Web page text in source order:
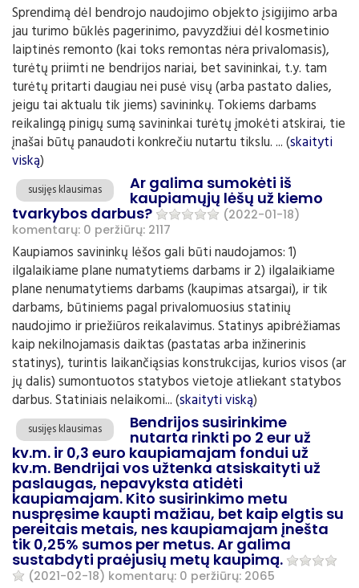
Sprendimą dėl bendrojo naudojimo objekto įsigijimo arba
jau turimo būklės pagerinimo, pavyzdžiui dėl kosmetinio
laiptinės remonto (kai toks remontas nėra privalomasis),
turėtų priimti ne bendrijos nariai, bet savininkai, t.y. tam
turėtų pritarti daugiau nei pusė visų (arba pastato dalies,
jeigu tai aktualu tik jiems) savininkų. Tokiems darbams
reikalingą pinigų sumą savininkai turėtų įmokėti atskirai, tie
įnašai būtų panaudoti konkrečiu nutartu tikslu. ... (skaityti
viską)
susijęs klausimas Ar galima sumokėti iš
kaupiamųjų lėšų už kiemo
tvarkybos darbus?
(2022-01-18)
komentarų: 0 peržiūrų: 2117
Kaupiamos savininkų lėšos gali būti naudojamos: 1)
ilgalaikiame plane numatytiems darbams ir 2) ilgalaikiame
plane nenumatytiems darbams (kaupimas atsargai), ir tik
darbams, būtiniems pagal privalomuosius statinių
naudojimo ir priežiūros reikalavimus. Statinys apibrėžiamas
kaip nekilnojamasis daiktas (pastatas arba inžinerinis
statinys), turintis laikančiąsias konstrukcijas, kurios visos (ar
jų dalis) sumontuotos statybos vietoje atliekant statybos
darbus. Statiniais nelaikomi... (skaityti viską)
susijęs klausimas Bendrijos susirinkime
nutarta rinkti po 2 eur už
kv.m. ir 0,3 euro kaupiamajam fondui už
kv.m. Bendrijai vos užtenka atsiskaityti už
paslaugas, nepavyksta atidėti
kaupiamajam. Kito susirinkimo metu
nuspręsime kaupti mažiau, bet kaip elgtis su
pereitais metais, nes kaupiamajam įnešta
tik 0,25% sumos per metus. Ar galima
sustabdyti praėjusių metų kaupimą.
(2021-02-18) komentarų: 0 peržiūrų: 2065